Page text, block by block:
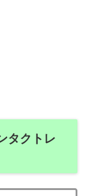
タクトレ